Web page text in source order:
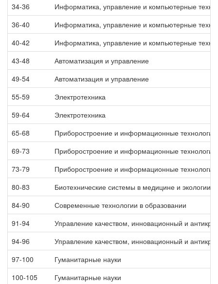
34-36
Информатика, управление и компьютерные
36-40
Информатика, управление и компьютерные
40-42
Информатика, управление и компьютерные
43-48
Автоматизация и управление
49-54
Автоматизация и управление
55-59
Электротехника
59-64
Электротехника
65-68
Приборостроение и информационные технологии
69-73
Приборостроение и информационные технологии
73-79
Приборостроение и информационные технологии
80-83
Биотехнические системы в медицине и экологии
84-90
Современные технологии в образовании
91-94
Управление качеством, инновационный и
94-96
Управление качеством, инновационный и
97-100
Гуманитарные науки
100-105
Гуманитарные науки